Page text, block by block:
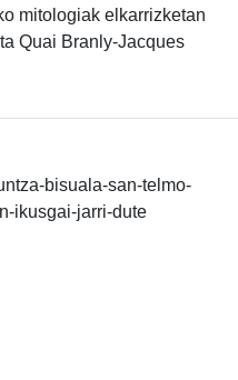
mitologiak elkarrizketan
Quai Branly-Jacques